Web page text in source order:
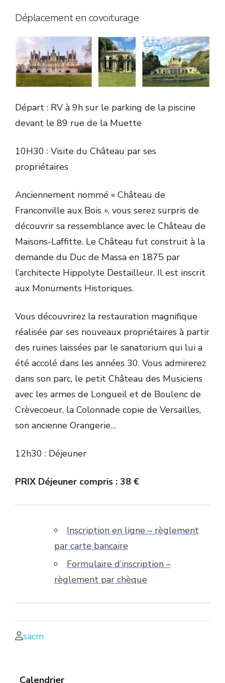
Déplacement en covoiturage
Départ : RV à 9h sur le parking de la piscine
devant le 89 rue de la Muette
10H30 : Visite du Château par ses
propriétaires
Anciennement nommé « Château de
Franconville aux Bois », vous serez surpris de
découvrir sa ressemblance avec le Château de
Maisons-Laffitte. Le Château fut construit à la
demande du Duc de Massa en 1875 par
l’architecte Hippolyte Destailleur. Il est inscrit
aux Monuments Historiques.
Vous découvrirez la restauration magnifique
réalisée par ses nouveaux propriétaires à partir
des ruines laissées par le sanatorium qui lui a
été accolé dans les années 30. Vous admirerez
dans son parc, le petit Château des Musiciens
avec les armes de Longueil et de Boulenc de
Crèvecoeur, la Colonnade copie de Versailles,
son ancienne Orangerie…
12h30 : Déjeuner
PRIX Déjeuner compris : 38 €
Inscription en ligne – règlement
par carte bancaire
Formulaire d’inscription –
règlement par chèque
sacm
Calendrier